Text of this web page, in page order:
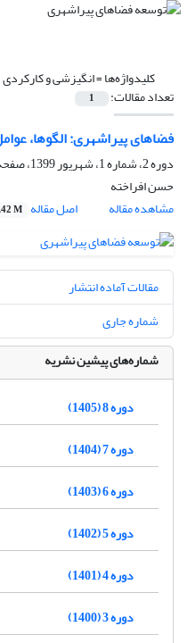
کلیدواژه‌ها =انگیزشی و کارکردی
تعداد مقالات: 1
فضاهای پیراشهری: الگوها،
دوره 2، شماره 1، شهریور 1399، صفحه
حسن افراخته
مشاهده مقاله
اصل مقاله M
مقالات آماده انتشار
شماره جاری
شماره‌های پیشین نشریه
دوره 8 (1405)
دوره 7 (1404)
دوره 6 (1403)
دوره 5 (1402)
دوره 4 (1401)
دوره 3 (1400)